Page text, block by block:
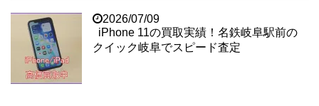
2026/07/09
iPhone 11の買取実績！名鉄岐阜駅前の
クイック岐阜でスピード査定